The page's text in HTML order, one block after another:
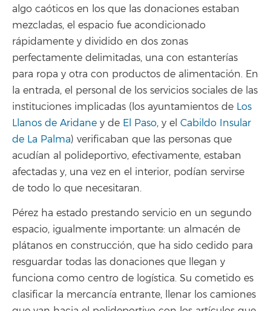
algo caóticos en los que las donaciones estaban
mezcladas, el espacio fue acondicionado
rápidamente y dividido en dos zonas
perfectamente delimitadas, una con estanterías
para ropa y otra con productos de alimentación. En
la entrada, el personal de los servicios sociales de las
instituciones implicadas (los ayuntamientos de Los
Llanos de Aridane y de El Paso, y el Cabildo Insular
de La Palma) verificaban que las personas que
acudían al polideportivo, efectivamente, estaban
afectadas y, una vez en el interior, podían servirse
de todo lo que necesitaran.
Pérez ha estado prestando servicio en un segundo
espacio, igualmente importante: un almacén de
plátanos en construcción, que ha sido cedido para
resguardar todas las donaciones que llegan y
funciona como centro de logística. Su cometido es
clasificar la mercancía entrante, llenar los camiones